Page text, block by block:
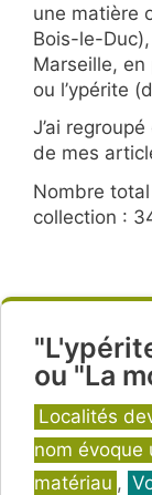
une matière
Bois-le-
Marseille,
ou l’ypérite
J’ai
de mes
Nombre
collection :
ou "La
Catégories
Localités
nom évoque
matériau ,